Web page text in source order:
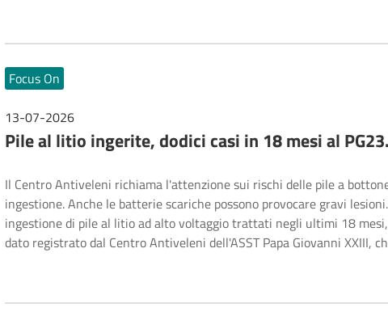
Focus On
13-07-2026
Pile al litio ingerite, dodici casi in 18 mesi al
Il Centro Antiveleni richiama l'attenzione sui rischi delle pile a
ingestione. Anche le batterie scariche possono provocare gravi
ingestione di pile al litio ad alto voltaggio trattati negli ultimi 18
dato registrato dal Centro Antiveleni dell'ASST Papa Giovanni XXIII,